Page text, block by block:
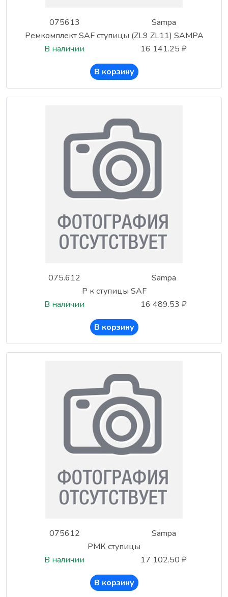
075613
Sampa
Ремкомплект SAF ступицы (ZL9 ZL11) SAMPA
В наличии
16 141.25 ₽
В корзину
075.612
Sampa
Р к ступицы SAF
В наличии
16 489.53 ₽
В корзину
075612
Sampa
РМК ступицы
В наличии
17 102.50 ₽
В корзину